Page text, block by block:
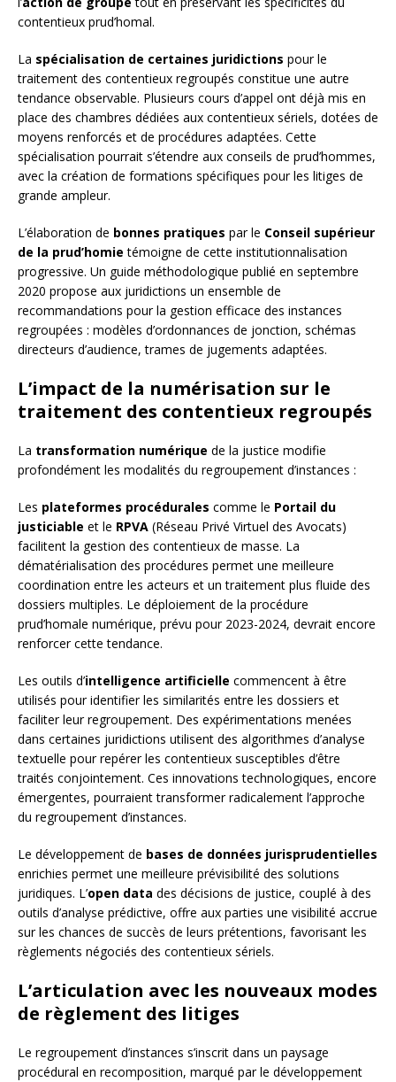
contentieux prud’homal.
La spécialisation de certaines juridictions pour le
traitement des contentieux regroupés constitue une autre
tendance observable. Plusieurs cours d’appel ont déjà mis en
place des chambres dédiées aux contentieux sériels, dotées de
moyens renforcés et de procédures adaptées. Cette
spécialisation pourrait s’étendre aux conseils de prud’hommes,
avec la création de formations spécifiques pour les litiges de
grande ampleur.
L’élaboration de bonnes pratiques par le Conseil supérieur
de la prud’homie témoigne de cette institutionnalisation
progressive. Un guide méthodologique publié en septembre
2020 propose aux juridictions un ensemble de
recommandations pour la gestion efficace des instances
regroupées : modèles d’ordonnances de jonction, schémas
directeurs d’audience, trames de jugements adaptées.
L’impact de la numérisation sur le
traitement des contentieux regroupés
La transformation numérique de la justice modifie
profondément les modalités du regroupement d’instances :
Les plateformes procédurales comme le Portail du
justiciable et le RPVA (Réseau Privé Virtuel des Avocats)
facilitent la gestion des contentieux de masse. La
dématérialisation des procédures permet une meilleure
coordination entre les acteurs et un traitement plus fluide des
dossiers multiples. Le déploiement de la procédure
prud’homale numérique, prévu pour 2023-2024, devrait encore
renforcer cette tendance.
Les outils d’intelligence artificielle commencent à être
utilisés pour identifier les similarités entre les dossiers et
faciliter leur regroupement. Des expérimentations menées
dans certaines juridictions utilisent des algorithmes d’analyse
textuelle pour repérer les contentieux susceptibles d’être
traités conjointement. Ces innovations technologiques, encore
émergentes, pourraient transformer radicalement l’approche
du regroupement d’instances.
Le développement de bases de données jurisprudentielles
enrichies permet une meilleure prévisibilité des solutions
juridiques. L’open data des décisions de justice, couplé à des
outils d’analyse prédictive, offre aux parties une visibilité accrue
sur les chances de succès de leurs prétentions, favorisant les
règlements négociés des contentieux sériels.
L’articulation avec les nouveaux modes
de règlement des litiges
Le regroupement d’instances s’inscrit dans un paysage
procédural en recomposition, marqué par le développement